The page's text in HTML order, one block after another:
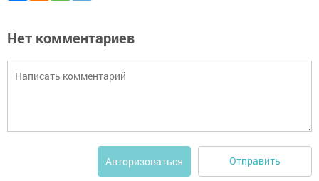
Нет комментариев
Авторизоваться Отправить